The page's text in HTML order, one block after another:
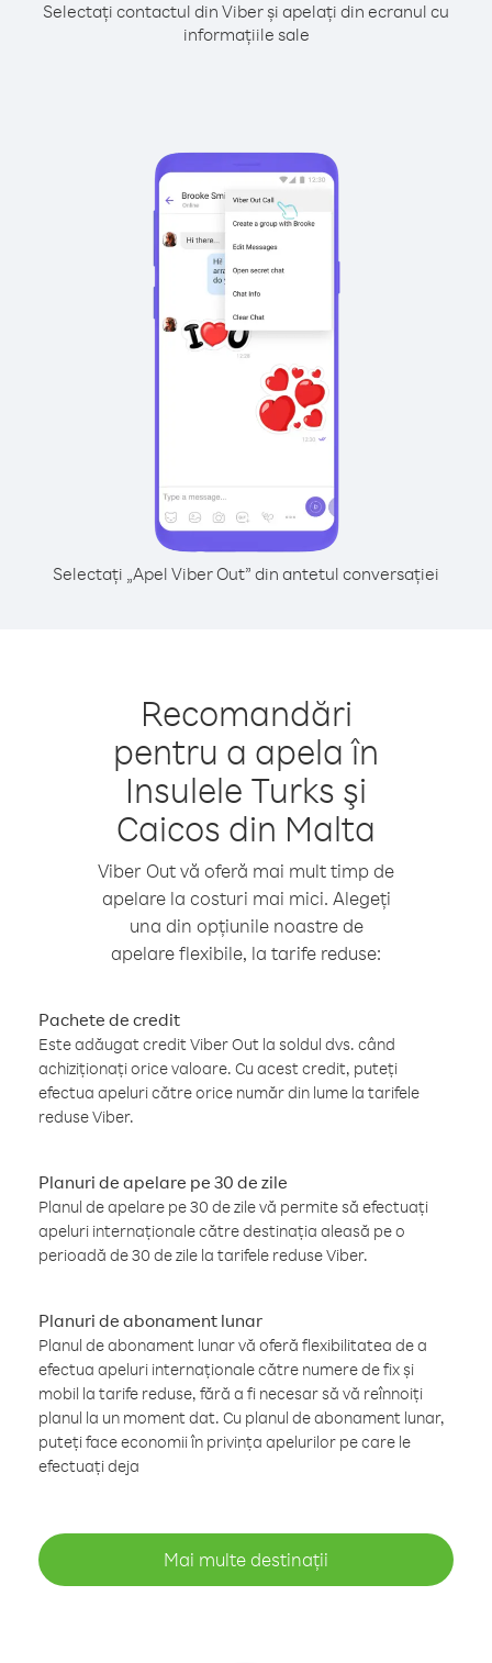
Selectați contactul din Viber și apelați din ecranul cu
informațiile sale
Selectați „Apel Viber Out” din antetul conversației
Recomandări
pentru a apela în
Insulele Turks şi
Caicos din Malta
Viber Out vă oferă mai mult timp de
apelare la costuri mai mici. Alegeți
una din opțiunile noastre de
apelare flexibile, la tarife reduse:
Pachete de credit
Este adăugat credit Viber Out la soldul dvs. când
achiziționați orice valoare. Cu acest credit, puteți
efectua apeluri către orice număr din lume la tarifele
reduse Viber.
Planuri de apelare pe 30 de zile
Planul de apelare pe 30 de zile vă permite să efectuați
apeluri internaționale către destinația aleasă pe o
perioadă de 30 de zile la tarifele reduse Viber.
Planuri de abonament lunar
Planul de abonament lunar vă oferă flexibilitatea de a
efectua apeluri internaționale către numere de fix și
mobil la tarife reduse, fără a fi necesar să vă reînnoiți
planul la un moment dat. Cu planul de abonament lunar,
puteți face economii în privința apelurilor pe care le
efectuați deja
Mai multe destinații